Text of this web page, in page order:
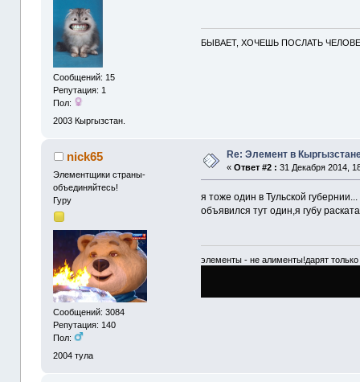
Сообщений: 15
Репутация: 1
Пол:
2003 Кыргызстан.
БЫВАЕТ, ХОЧЕШЬ ПОСЛАТЬ
nick65
Элементщики страны-
объединяйтесь!
Гуру
Сообщений: 3084
Репутация: 140
Пол:
2004 тула
Re: Элемент в
«Ответ #2 : 31 Декабря 2014,
я тоже один в Тульской губернии...
объявился тут один,я губу
элементы - не алименты!дарят только